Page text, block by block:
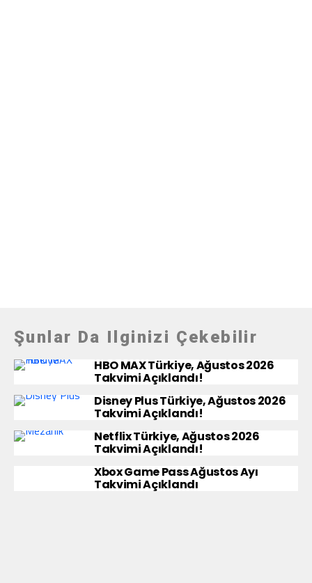
Şunlar Da Ilginizi Çekebilir
HBO MAX Türkiye, Ağustos 2026
Takvimi Açıklandı!
Disney Plus Türkiye, Ağustos 2026
Takvimi Açıklandı!
Netflix Türkiye, Ağustos 2026
Takvimi Açıklandı!
Xbox Game Pass Ağustos Ayı
Takvimi Açıklandı